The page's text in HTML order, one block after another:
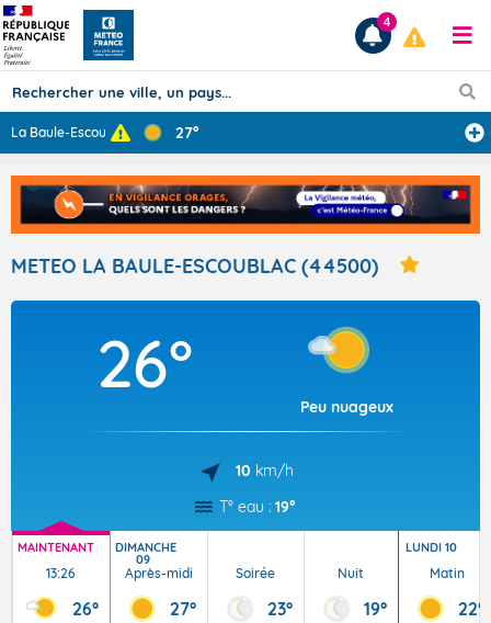
Prévisions
TOUS LES RÉSULTATS
Articles
4
La Baule-Escoub... 27°
METEO LA BAULE-ESCOUBLAC (44500)
26°
Peu nuageux
10 km/h
T° eau : 19°
MAINTENANT
13:26
26°
DIMANCHE
09
Après-midi
27°
Soirée
23°
Nuit
19°
LUNDI 10
Matin
22°